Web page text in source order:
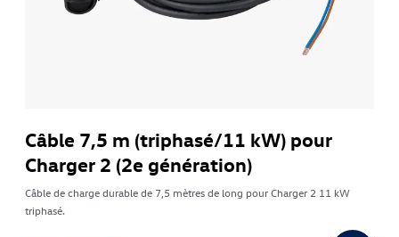
Câble 7,5 m (triphasé/11 kW) pour
Charger 2 (2e génération)
Câble de charge durable de 7,5 mètres de long pour Charger 2 11 kW
triphasé.